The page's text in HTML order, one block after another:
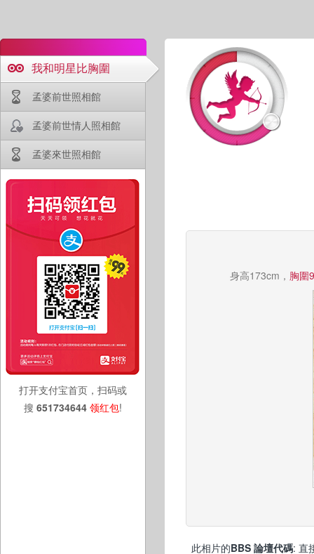
我和明星比胸圍
孟婆前世照相館
孟婆前世情人照相館
孟婆來世照相館
打开支付宝首页，扫码或
搜 651734644 领红包!
身高173cm， 胸圍
此相片的BBS 論壇代碼: 直